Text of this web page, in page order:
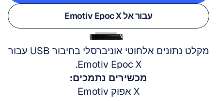
קנו עכשיו
עבור אל Emotiv Epoc X
עבור אל Emotiv Epoc X
Emotiv Epoc X.
מכשירים נתמכים:
Emotiv אפוק X